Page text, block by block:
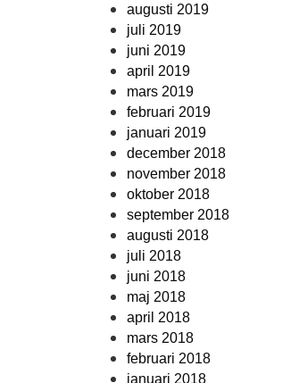
augusti 2019
juli 2019
juni 2019
april 2019
mars 2019
februari 2019
januari 2019
december 2018
november 2018
oktober 2018
september 2018
augusti 2018
juli 2018
juni 2018
maj 2018
april 2018
mars 2018
februari 2018
januari 2018